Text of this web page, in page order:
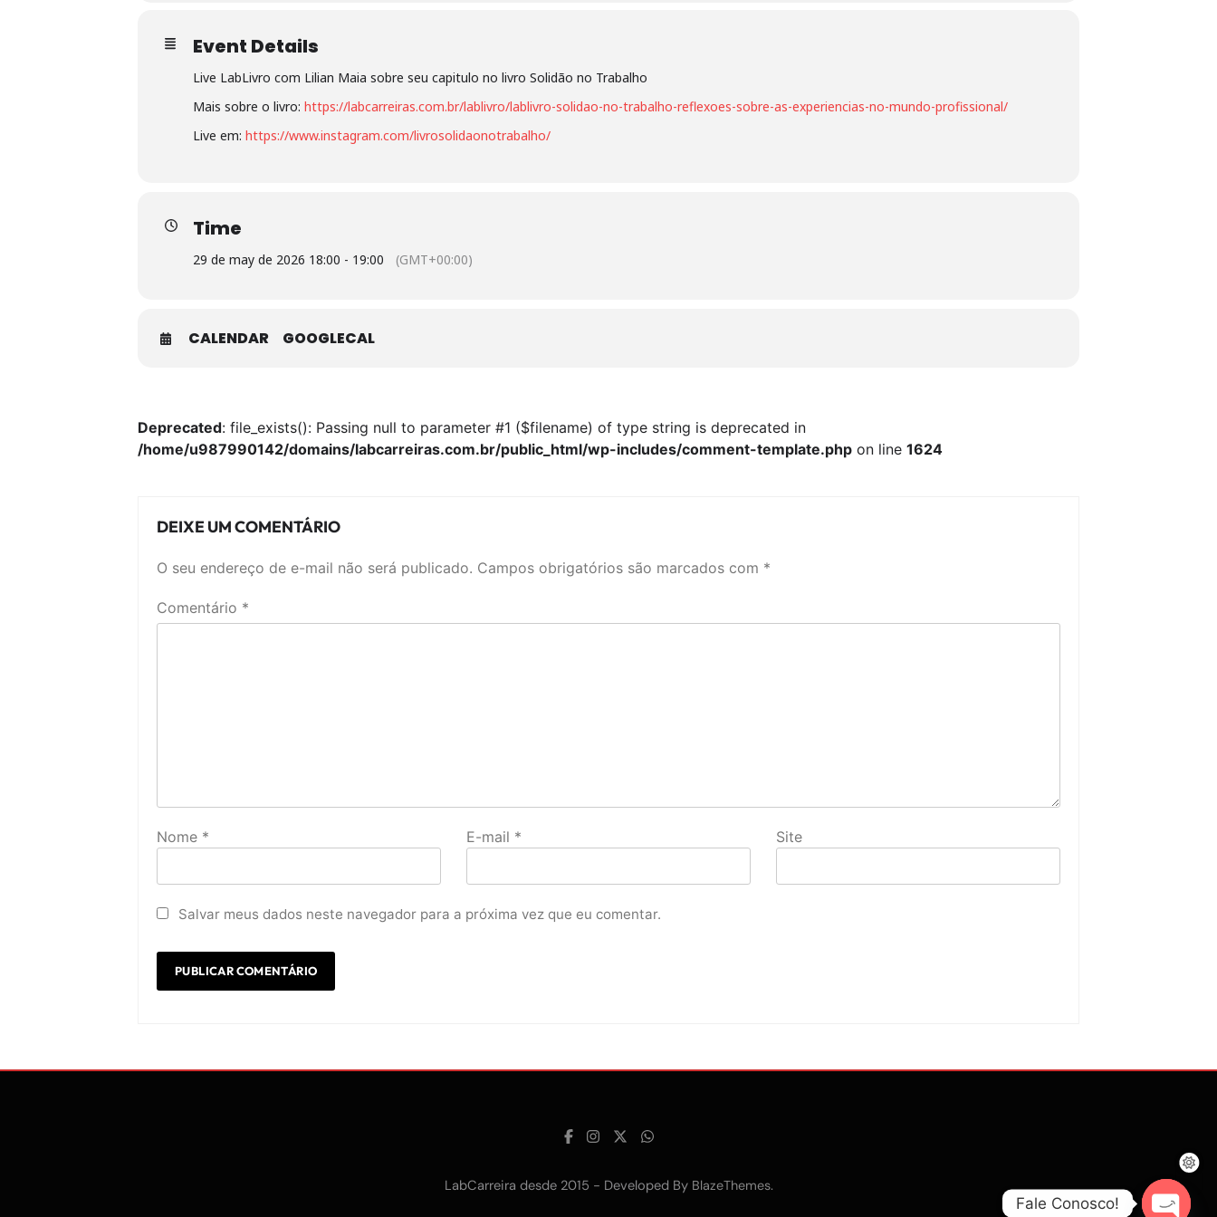
Event Details
Live LabLivro com Lilian Maia sobre seu capitulo no livro Solidão no Trabalho
Mais sobre o livro: https://labcarreiras.com.br/lablivro/lablivro-solidao-no-trabalho-reflexoes-sobre-as-experiencias-no-mundo-profissional/
Live em: https://www.instagram.com/livrosolidaonotrabalho/
Time
29 de may de 2026 18:00 - 19:00 (GMT+00:00)
CALENDAR GOOGLECAL
Deprecated: file_exists(): Passing null to parameter #1 ($filename) of type string is deprecated in
/home/u987990142/domains/labcarreiras.com.br/public_html/wp-includes/comment-template.php on line 1624
DEIXE UM COMENTÁRIO
O seu endereço de e-mail não será publicado. Campos obrigatórios são marcados com *
Comentário *
Nome * E-mail * Site
Salvar meus dados neste navegador para a próxima vez que eu comentar.
LabCarreira desde 2015 - Developed By BlazeThemes.
Fale Conosco!